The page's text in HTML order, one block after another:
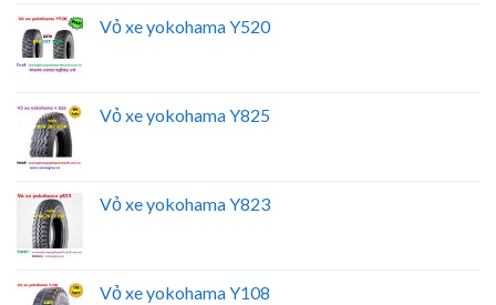
Vỏ xe yokohama Y520
Vỏ xe yokohama Y825
Vỏ xe yokohama Y823
Vỏ xe yokohama Y108